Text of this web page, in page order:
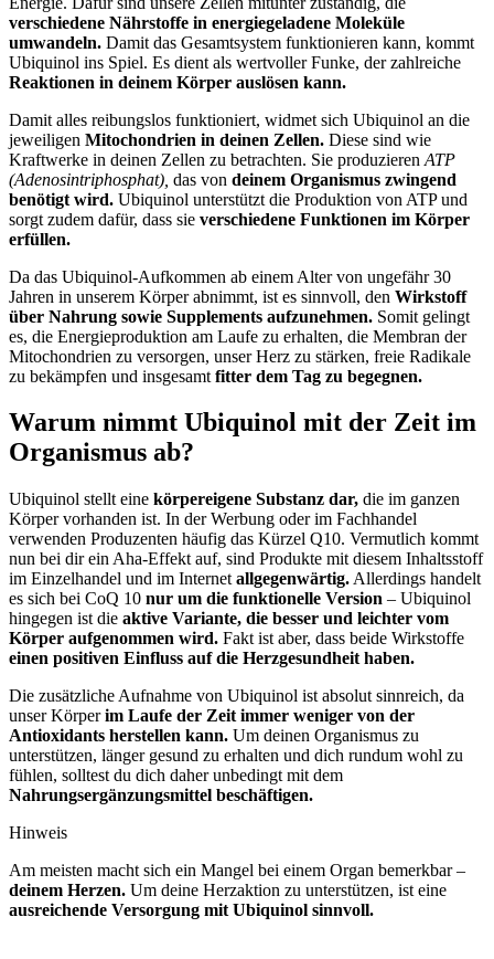
verschiedene Nährstoffe in energiegeladene Moleküle
umwandeln. Damit das Gesamtsystem funktionieren kann, kommt
Ubiquinol ins Spiel. Es dient als wertvoller Funke, der zahlreiche
Reaktionen in deinem Körper auslösen kann.
Damit alles reibungslos funktioniert, widmet sich Ubiquinol an die
jeweiligen Mitochondrien in deinen Zellen. Diese sind wie
Kraftwerke in deinen Zellen zu betrachten. Sie produzieren ATP
(Adenosintriphosphat), das von deinem Organismus zwingend
benötigt wird. Ubiquinol unterstützt die Produktion von ATP und
sorgt zudem dafür, dass sie verschiedene Funktionen im Körper
erfüllen.
Da das Ubiquinol-Aufkommen ab einem Alter von ungefähr 30
Jahren in unserem Körper abnimmt, ist es sinnvoll, den Wirkstoff
über Nahrung sowie Supplements aufzunehmen. Somit gelingt
es, die Energieproduktion am Laufe zu erhalten, die Membran der
Mitochondrien zu versorgen, unser Herz zu stärken, freie Radikale
zu bekämpfen und insgesamt fitter dem Tag zu begegnen.
Warum nimmt Ubiquinol mit der Zeit im
Organismus ab?
Ubiquinol stellt eine körpereigene Substanz dar, die im ganzen
Körper vorhanden ist. In der Werbung oder im Fachhandel
verwenden Produzenten häufig das Kürzel Q10. Vermutlich kommt
nun bei dir ein Aha-Effekt auf, sind Produkte mit diesem Inhaltsstoff
im Einzelhandel und im Internet allgegenwärtig. Allerdings handelt
es sich bei CoQ 10 nur um die funktionelle Version – Ubiquinol
hingegen ist die aktive Variante, die besser und leichter vom
Körper aufgenommen wird. Fakt ist aber, dass beide Wirkstoffe
einen positiven Einfluss auf die Herzgesundheit haben.
Die zusätzliche Aufnahme von Ubiquinol ist absolut sinnreich, da
unser Körperim Laufe der Zeit immer weniger von der
Antioxidants herstellen kann. Um deinen Organismus zu
unterstützen, länger gesund zu erhalten und dich rundum wohl zu
fühlen, solltest du dich daher unbedingt mit dem
Nahrungsergänzungsmittel beschäftigen.
Hinweis
Am meisten macht sich ein Mangel bei einem Organ bemerkbar –
deinem Herzen. Um deine Herzaktion zu unterstützen, ist eine
ausreichende Versorgung mit Ubiquinol sinnvoll.